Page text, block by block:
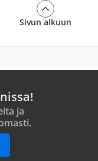
Sivun alkuun
ja